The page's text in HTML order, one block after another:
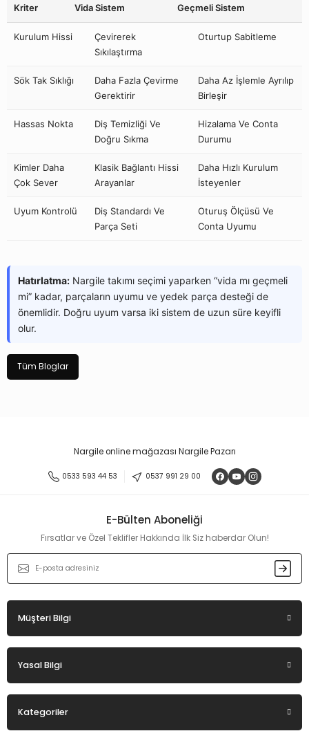
Kriter Vida Sistem Geçmeli Sistem
Kurulum Hissi
Çevirerek
Sıkılaştırma
Oturtup Sabitleme
Sök Tak Sıklığı
Daha Fazla Çevirme
Gerektirir
Daha Az İşlemle Ayrılıp
Birleşir
Hassas Nokta
Diş Temizliği Ve
Doğru Sıkma
Hizalama Ve Conta
Durumu
Kimler Daha
Çok Sever
Klasik Bağlantı Hissi
Arayanlar
Daha Hızlı Kurulum
İsteyenler
Uyum Kontrolü
Diş Standardı Ve
Parça Seti
Oturuş Ölçüsü Ve
Conta Uyumu
Hatırlatma: Nargile takımı seçimi yaparken “vida mı geçmeli
mi” kadar, parçaların uyumu ve yedek parça desteği de
önemlidir. Doğru uyum varsa iki sistem de uzun süre keyifli
olur.
Tüm Bloglar
Nargile online mağazası Nargile Pazarı
0533 593 44 53 0537 991 29 00
E-Bülten Aboneliği
Fırsatlar ve Özel Teklifler Hakkında İlk Siz haberdar Olun!
Müşteri Bilgi
Yasal Bilgi
Kategoriler